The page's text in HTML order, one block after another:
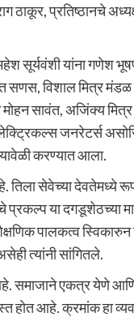
ठाकूर, प्रतिष्ठानचे
सूर्यवंशी यांना गणेश
सणस, विशाल मित्र
सावंत, अजिंक्य
जनरेटर्स
यावेळी करण्यात आला.
तिला सेवेच्या देवतेमध्ये
प्रकल्प या दगडूशेठच्या
शैक्षणिक पालकत्व
त्यांनी सांगितले.
समाजाने एकत्र येणे
होत आहे. क्रमांक हा